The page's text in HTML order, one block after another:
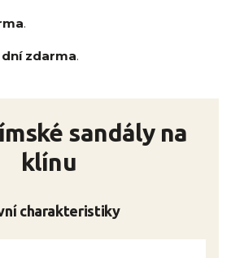
.
zdarma.
sandály na
klínu
charakteristiky